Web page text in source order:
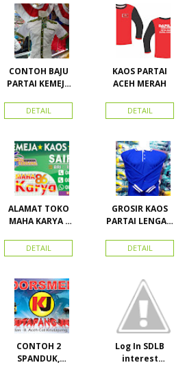
Karya Online
Advertising
Pasar Senen
CONTOH BAJU
PARTAI KEMEJA
SEMUA ATRIBUT
PARTAI
DETAIL
KAOS PARTAI
ACEH MERAH
DETAIL
ALAMAT TOKO
MAHA KARYA /
PERDANA 411
DETAIL
GROSIR KAOS
PARTAI LENGAN
MURAH
LACOSTE SEMUA
STOK
DETAIL
CONTOH 2
SPANDUK,
Log In SDLB
interest